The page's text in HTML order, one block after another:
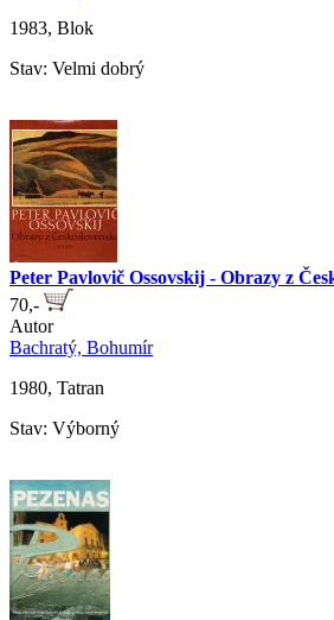
1983, Blok
Stav: Velmi dobrý
Peter Pavlovič Ossovskij - Obrazy z
70,-
Autor
Bachratý, Bohumír
1980, Tatran
Stav: Výborný